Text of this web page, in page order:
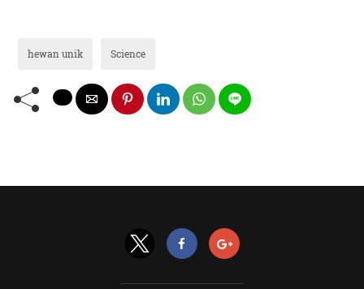
hewan unik Science